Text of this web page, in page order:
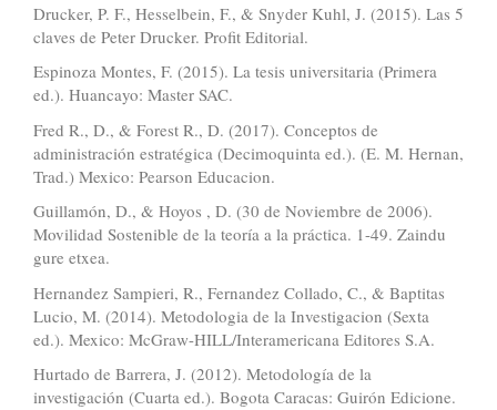
Drucker, P. F., Hesselbein, F., & Snyder Kuhl, J. (2015). Las 5
claves de Peter Drucker. Profit Editorial.
Espinoza Montes, F. (2015). La tesis universitaria (Primera
ed.). Huancayo: Master SAC.
Fred R., D., & Forest R., D. (2017). Conceptos de
administración estratégica (Decimoquinta ed.). (E. M. Hernan,
Trad.) Mexico: Pearson Educacion.
Guillamón, D., & Hoyos , D. (30 de Noviembre de 2006).
Movilidad Sostenible de la teoría a la práctica. 1-49. Zaindu
gure etxea.
Hernandez Sampieri, R., Fernandez Collado, C., & Baptitas
Lucio, M. (2014). Metodologia de la Investigacion (Sexta
ed.). Mexico: McGraw-HILL/Interamericana Editores S.A.
Hurtado de Barrera, J. (2012). Metodología de la
investigación (Cuarta ed.). Bogota Caracas: Guirón Edicione.